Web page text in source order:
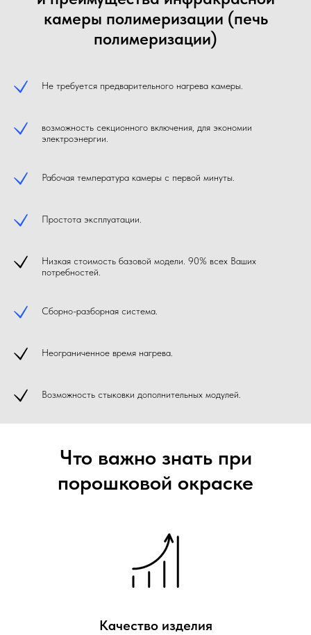
камеры полимеризации (печь
полимеризации)
Не требуется предварительного нагрева камеры.
возможность секционного включения, для экономии
электроэнергии.
Рабочая температура камеры с первой минуты.
Простота эксплуатации.
Низкая стоимость базовой модели. 90% всех Ваших
потребностей.
Сборно-разборная система.
Неограниченное время нагрева.
Возможность стыковки дополнительных модулей.
Что важно знать при
порошковой окраске
Качество изделия